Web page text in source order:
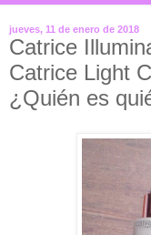
jueves, 11 de enero de 2018
Catrice
Catrice Light
¿Quién es